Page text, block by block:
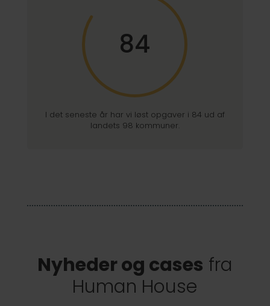
84
I det seneste år har vi løst opgaver i 84 ud af
landets 98 kommuner.
Nyheder og cases fra
Human House